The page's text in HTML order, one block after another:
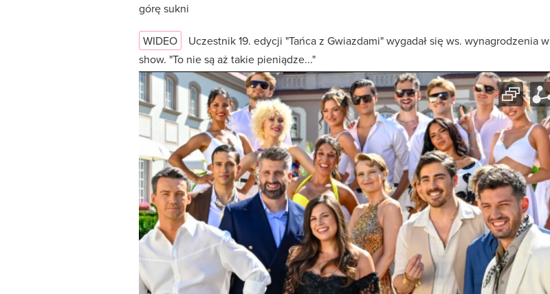
górę sukni
WIDEO
Uczestnik 19. edycji "Tańca z Gwiazdami" wygadał się ws. wynagrodzenia w
show. "To nie są aż takie pieniądze..."